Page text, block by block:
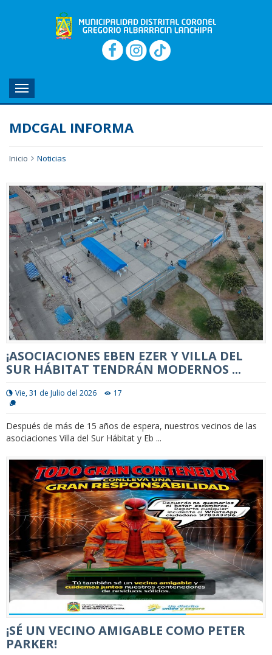
MENU
MDCGAL INFORMA
Inicio Noticias
¡ASOCIACIONES EBEN EZER Y VILLA DEL
SUR HÁBITAT TENDRÁN MODERNOS ...
Vie, 31 de Julio del 2026 17
Después de más de 15 años de espera, nuestros vecinos de las
asociaciones Villa del Sur Hábitat y Eb ...
¡SÉ UN VECINO AMIGABLE COMO PETER
PARKER!